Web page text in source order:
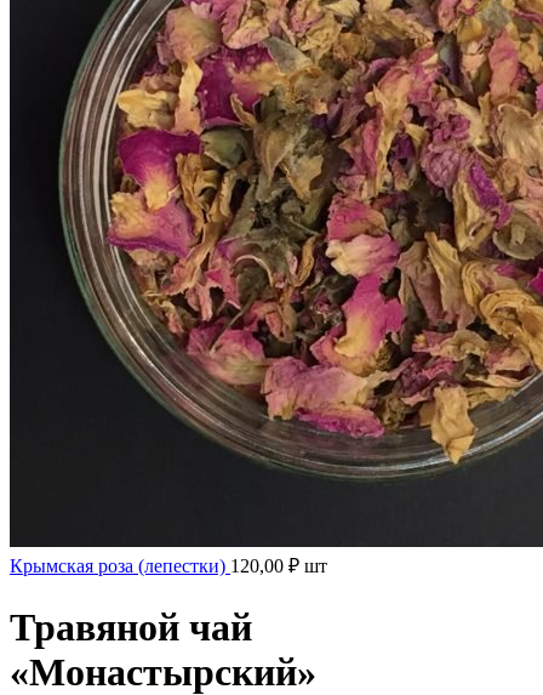
Крымская роза (лепестки) 120,00 ₽ шт
Травяной чай
«Монастырский»